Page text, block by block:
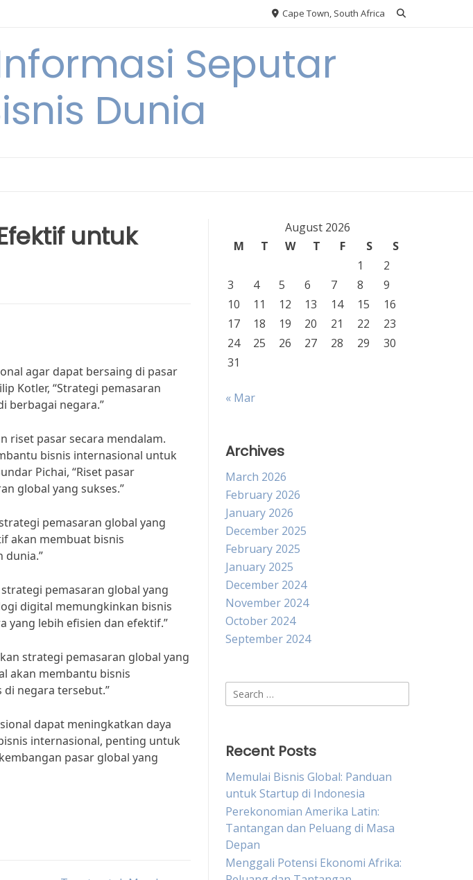
Cape Town, South Africa
Seputar
Dunia
untuk
agar dapat bersaing di pasar
Kotler, “Strategi pemasaran
berbagai negara.”
riset pasar secara mendalam.
bisnis internasional untuk
Pichai, “Riset pasar
global yang sukses.”
pemasaran global yang
akan membuat bisnis
dunia.”
pemasaran global yang
digital memungkinkan bisnis
yang lebih efisien dan efektif.”
strategi pemasaran global yang
akan membantu bisnis
negara tersebut.”
dapat meningkatkan daya
internasional, penting untuk
pasar global yang
August 2026
M
T W T F S
S
1
2
3
4 5 6 7 8
9
10
11 12 13 14 15
16
17
18 19 20 21 22
23
24
25 26 27 28 29
30
31
« Mar
Archives
March 2026
February 2026
January 2026
December 2025
February 2025
January 2025
December 2024
November 2024
October 2024
September 2024
Search
for:
Recent Posts
Memulai Bisnis Global: Panduan
untuk Startup di Indonesia
Perekonomian Amerika Latin:
Tantangan dan Peluang di Masa
Depan
Menggali Potensi Ekonomi Afrika: